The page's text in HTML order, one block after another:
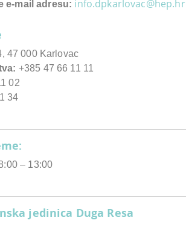
e-mail adresu: info.dpkarlovac@hep.hr
47 000 Karlovac
+385 47 66 11 11
02
34
– 13:00
jedinica Duga Resa